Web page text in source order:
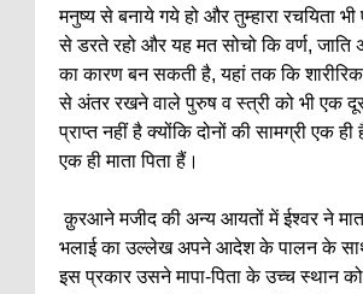
मनुष्य से बनाये गये हो और तुम्हारा रचयिता
से डरते रहो और यह मत सोचो कि वर्ण, जाति
का कारण बन सकती है, यहां तक कि
से अंतर रखने वाले पुरुष व स्त्री को भी एक
प्राप्त नहीं है क्योंकि दोनों की सामग्री एक
एक ही माता पिता हैं।
क़ुरआने मजीद की अन्य आयतों में ईश्वर ने
भलाई का उल्लेख अपने आदेश के पालन के
इस प्रकार उसने मापा-पिता के उच्च स्थान